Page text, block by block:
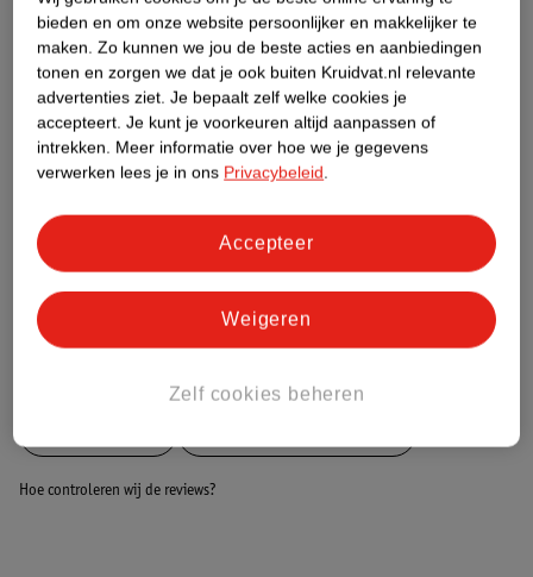
Productinformatie
Nature Impact Score
Dit product heeft (nog) geen Nature
Impact Score.
Bestel & Bezorginformatie
Hoe controleren wij de reviews?
bieden en om onze website persoonlijker en makkelijker te
maken. Zo kunnen we jou de beste acties en aanbiedingen
tonen en zorgen we dat je ook buiten Kruidvat.nl relevante
advertenties ziet. Je bepaalt zelf welke cookies je
accepteert. Je kunt je voorkeuren altijd aanpassen of
intrekken. Meer informatie over hoe we je gegevens
verwerken lees je in ons Privacybeleid.
Zelf cookies beheren
Weigeren
Accepteer